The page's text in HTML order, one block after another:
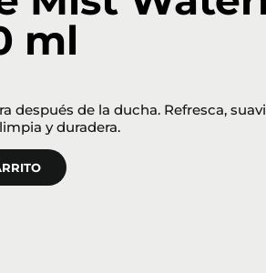
ml
después de la ducha. Refresca,
y duradera.